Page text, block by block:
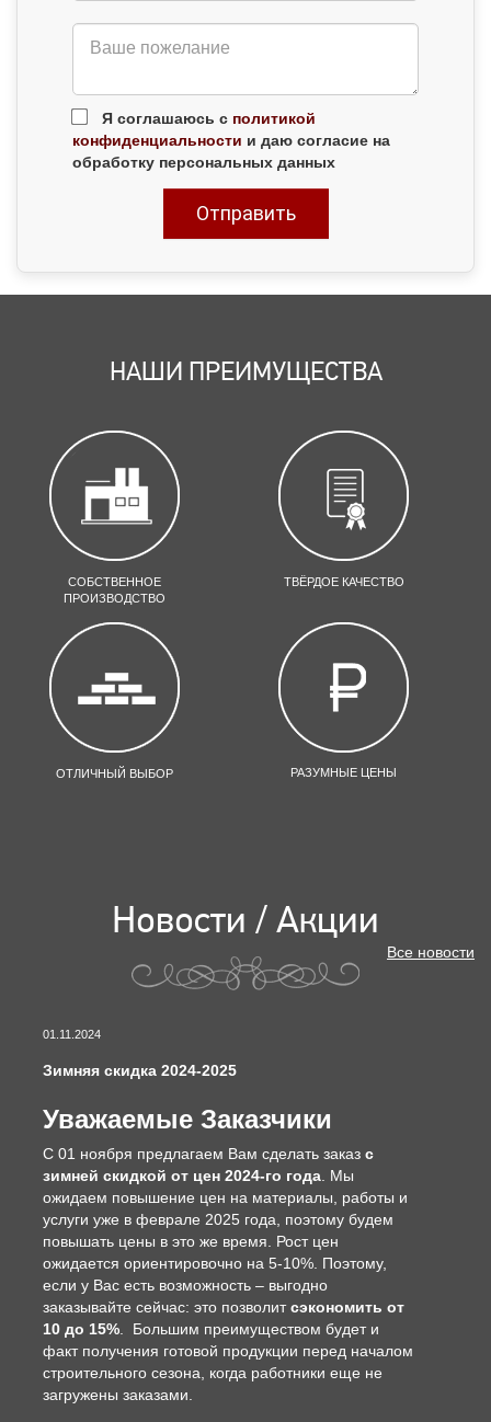
Я соглашаюсь с политикой
конфиденциальности и даю согласие на
обработку персональных данных
НАШИ ПРЕИМУЩЕСТВА
СОБСТВЕННОЕ
ПРОИЗВОДСТВО
ТВЁРДОЕ КАЧЕСТВО
ОТЛИЧНЫЙ ВЫБОР РАЗУМНЫЕ ЦЕНЫ
Новости / Акции
Все новости
01.11.2024
Зимняя скидка 2024-2025
Уважаемые Заказчики
С 01 ноября предлагаем Вам сделать заказ с
зимней скидкой от цен 2024-го года . Мы
ожидаем повышение цен на материалы, работы и
услуги уже в феврале 2025 года, поэтому будем
повышать цены в это же время. Рост цен
ожидается ориентировочно на 5-10%. Поэтому,
если у Вас есть возможность – выгодно
заказывайте сейчас: это позволитсэкономить от
10 до 15% . Большим преимуществом будет и
факт получения готовой продукции перед началом
строительного сезона, когда работники еще не
загружены заказами.